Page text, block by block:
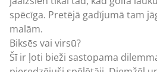
spēcīga. Pretējā gadījumā tam
malām.
Biksēs vai virsū?
Šī ir ļoti bieži sastopama